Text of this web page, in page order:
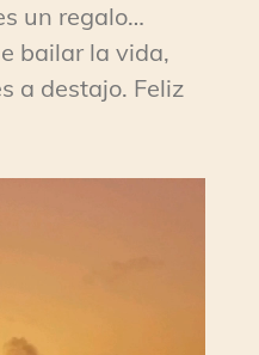
un regalo…
bailar la vida,
a destajo. Feliz